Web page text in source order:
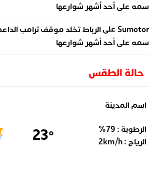
على أحد أشهر شوارعها
علىالرباط تخلد موقف ترامب
على أحد أشهر شوارعها
حالة الطقس
اسم المدينة
الرطوبة : 79
%
الرياح :
2km/h
23